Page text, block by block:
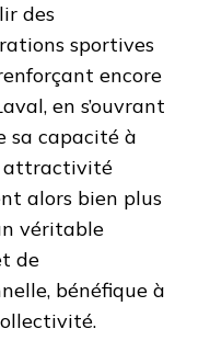
des
sportives
encore
en s’ouvrant
sa capacité à
attractivité
alors bien plus
véritable
de
bénéfique à